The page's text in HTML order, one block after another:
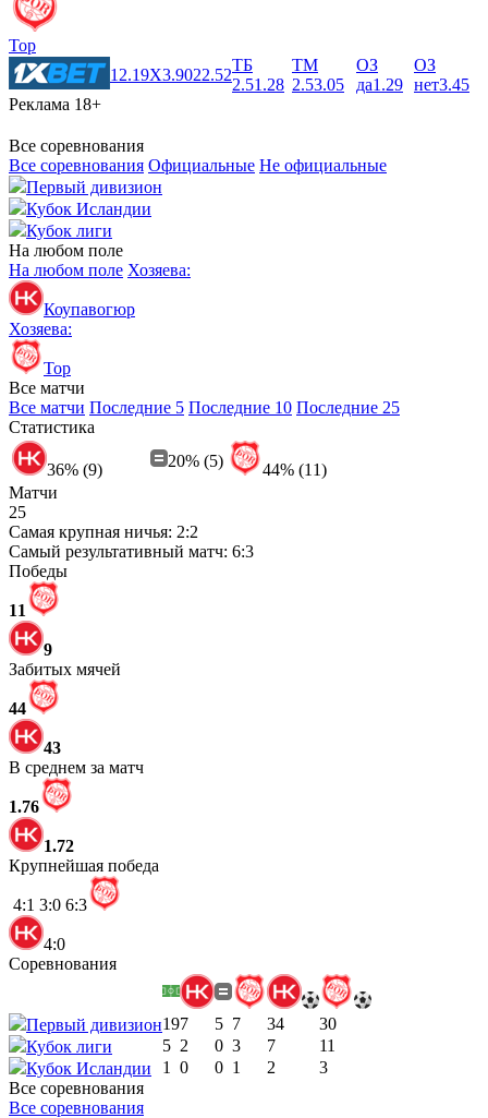
Тор
1 2.19X3.9022.52
ТБ
2.51.28
ТМ
2.53.05
ОЗ
да1.29
ОЗ
нет3.45
Реклама 18+
Все соревнования
Все соревнования Официальные Не официальные
Первый дивизион
Кубок Исландии
Кубок лиги
На любом поле
На любом поле Хозяева:
Коупавогюр
Хозяева:
Тор
Все матчи
Все матчи Последние 5 Последние 10 Последние 25
Статистика
36% (9) 20% (5)
44% (11)
Матчи
25
Самая крупная ничья: 2:2
Самый результативный матч: 6:3
Победы
11
9
Забитых мячей
44
43
В среднем за матч
1.76
1.72
Крупнейшая победа
4:1 3:0 6:3
4:0
Соревнования
Первый дивизион197 5 7 34
30
Кубок лиги
5 2 0 3 7
11
Кубок Исландии
1 0 0 1 2
3
Все соревнования
Все соревнования